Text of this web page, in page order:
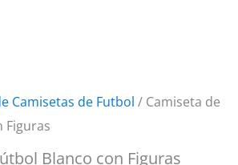
Camisetas de Futbol / Camiseta de
Figuras
Blanco con Figuras